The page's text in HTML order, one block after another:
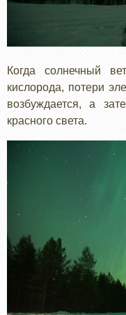
Когда солнечный
кислорода, потери
возбуждается, а
красного света.